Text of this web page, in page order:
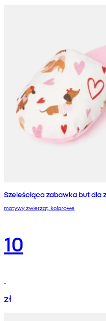
Szeleściąca zabawka but dla
motywy zwierząt, kolorowe
10
zł